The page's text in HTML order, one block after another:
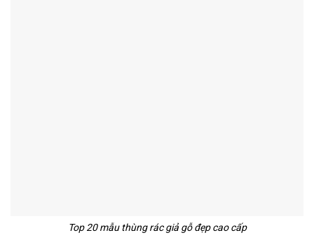
Top 20 mẫu thùng rác giả gỗ đẹp cao cấp